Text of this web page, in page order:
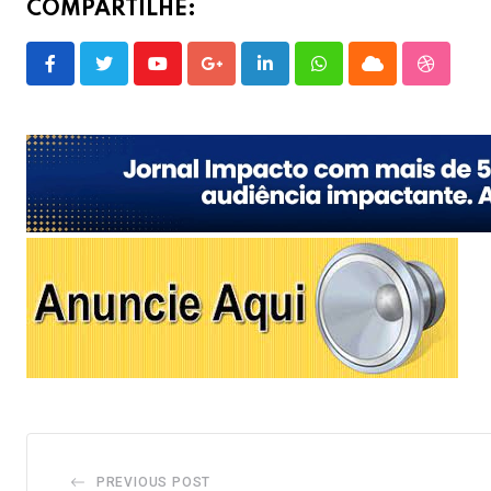
COMPARTILHE:
YoutubeGoogle+LinkedInWhatsappCloud
PREVIOUS POST